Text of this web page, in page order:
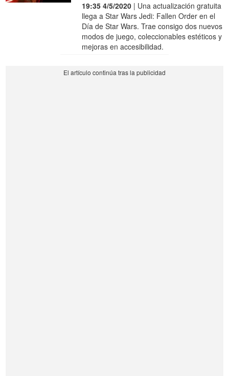
19:35 4/5/2020 | Una actualización gratuita
llega a Star Wars Jedi: Fallen Order en el
Día de Star Wars. Trae consigo dos nuevos
modos de juego, coleccionables estéticos y
mejoras en accesibilidad.